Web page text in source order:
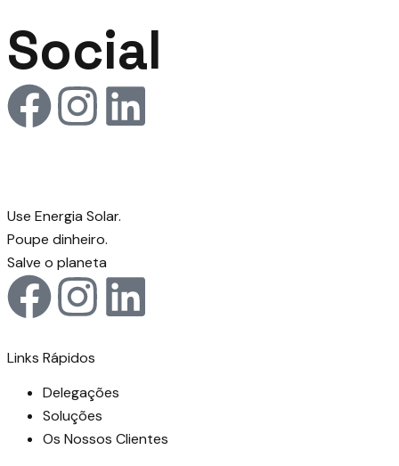
Social
Use Energia Solar.
Poupe dinheiro.
Salve o planeta
Links Rápidos
Delegações
Soluções
Os Nossos Clientes